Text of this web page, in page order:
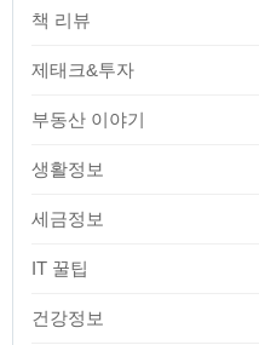
책 리뷰
제태크&투자
부동산 이야기
생활정보
세금정보
IT 꿀팁
건강정보